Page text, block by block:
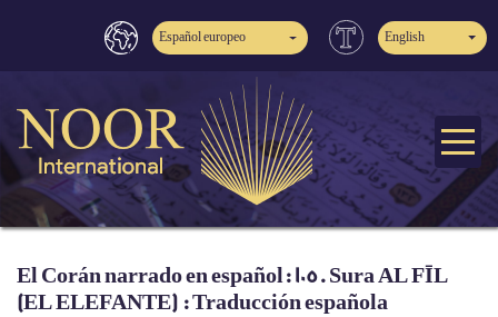
Español europeo English
El Corán narrado en español: 105. Sura AL FĪL
(EL ELEFANTE) : Traducción española